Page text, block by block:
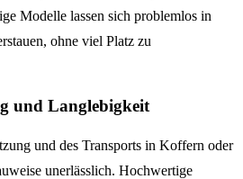
Modelle lassen sich problemlos in
ohne viel Platz zu
und Langlebigkeit
und des Transports in Koffern oder
unerlässlich. Hochwertige